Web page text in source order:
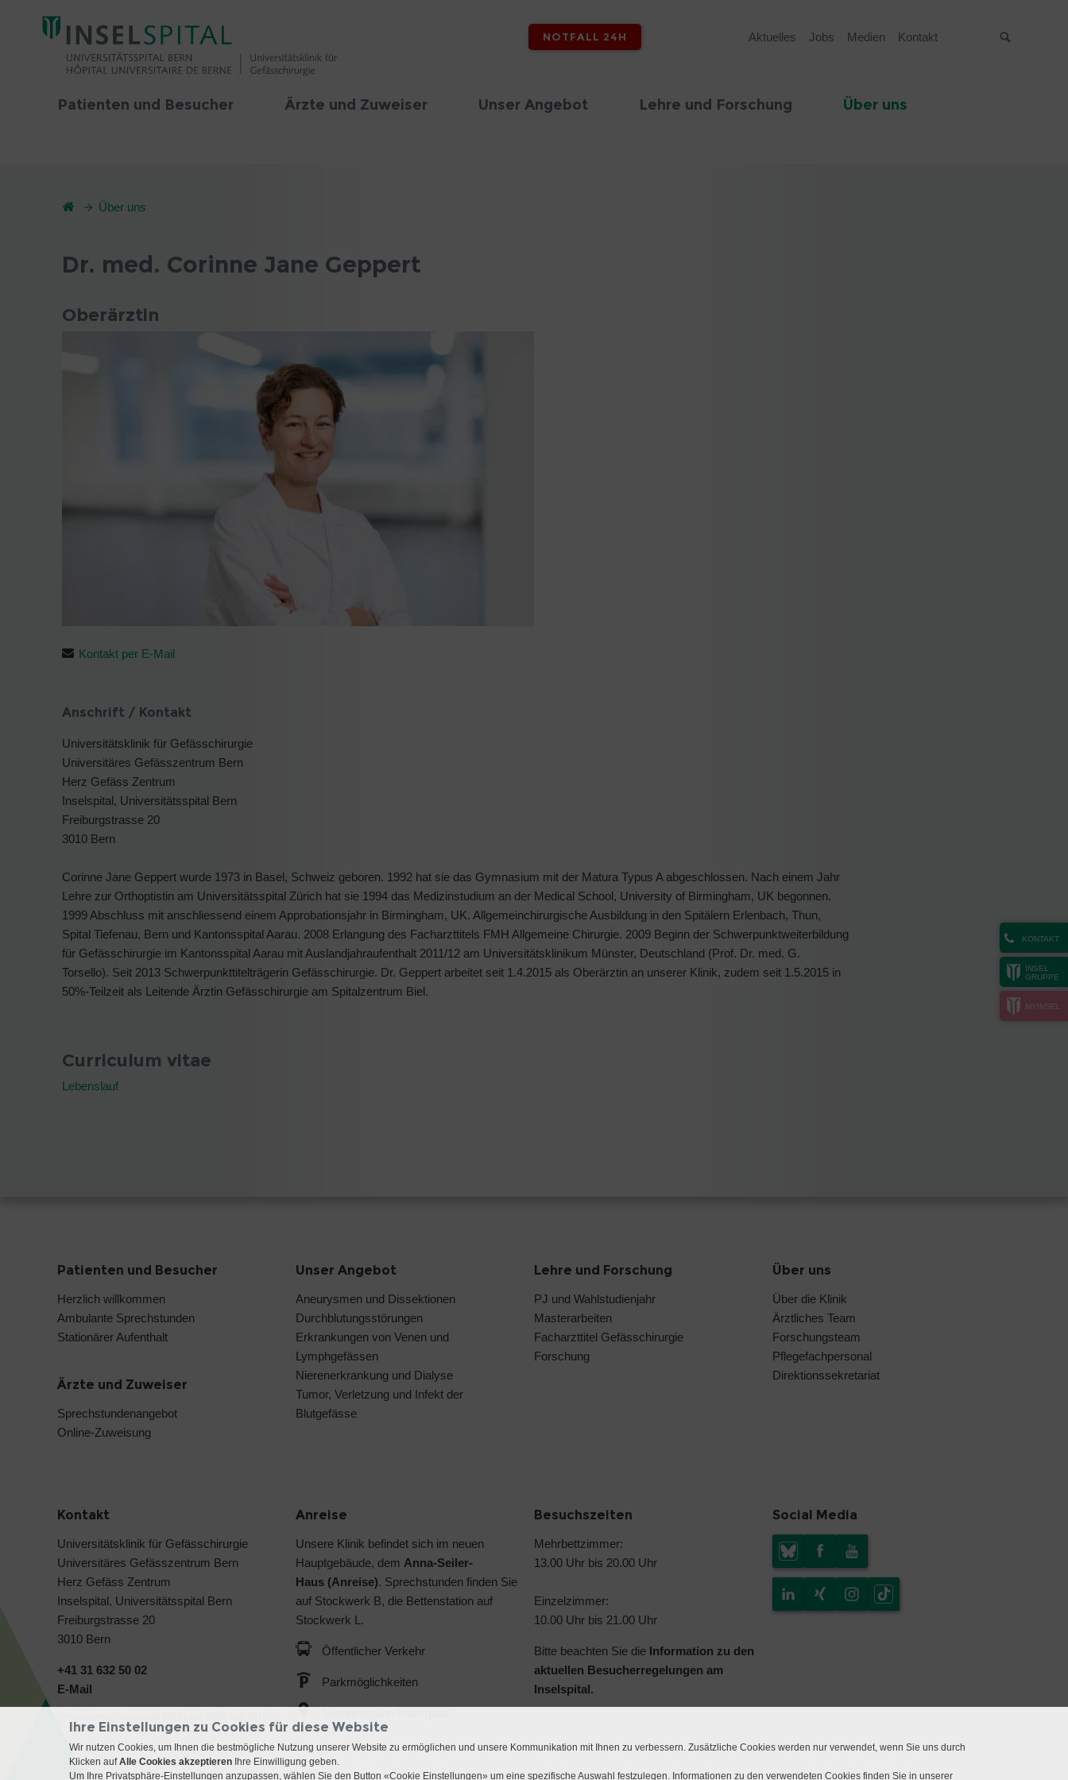
NOTFALL 24H Aktuelles Jobs Medien Kontakt
Patienten und Besucher Ärzte und Zuweiser Unser Angebot Lehre und Forschung Über uns
KONTAKT
INSEL
GRUPPE
MYINSEL
Über uns
Dr. med. Corinne Jane Geppert
Oberärztin
Kontakt per E-Mail
Anschrift / Kontakt
Universitätsklinik für Gefässchirurgie
Universitäres Gefässzentrum Bern
Herz Gefäss Zentrum
Inselspital, Universitätsspital Bern
Freiburgstrasse 20
3010 Bern
Corinne Jane Geppert wurde 1973 in Basel, Schweiz geboren. 1992 hat sie das Gymnasium mit der Matura Typus A abgeschlossen. Nach einem Jahr
Lehre zur Orthoptistin am Universitätsspital Zürich hat sie 1994 das Medizinstudium an der Medical School, University of Birmingham, UK begonnen.
1999 Abschluss mit anschliessend einem Approbationsjahr in Birmingham, UK. Allgemeinchirurgische Ausbildung in den Spitälern Erlenbach, Thun,
Spital Tiefenau, Bern und Kantonsspital Aarau. 2008 Erlangung des Facharzttitels FMH Allgemeine Chirurgie. 2009 Beginn der Schwerpunktweiterbildung
für Gefässchirurgie im Kantonsspital Aarau mit Auslandjahraufenthalt 2011/12 am Universitätsklinikum Münster, Deutschland (Prof. Dr. med. G.
Torsello). Seit 2013 Schwerpunkttitelträgerin Gefässchirurgie. Dr. Geppert arbeitet seit 1.4.2015 als Oberärztin an unserer Klinik, zudem seit 1.5.2015 in
50%-Teilzeit als Leitende Ärztin Gefässchirurgie am Spitalzentrum Biel.
Curriculum vitae
Lebenslauf
Patienten und Besucher
Herzlich willkommen
Ambulante Sprechstunden
Stationärer Aufenthalt
Ärzte und Zuweiser
Sprechstundenangebot
Online-Zuweisung
Unser Angebot
Aneurysmen und Dissektionen
Durchblutungsstörungen
Erkrankungen von Venen und
Lymphgefässen
Nierenerkrankung und Dialyse
Tumor, Verletzung und Infekt der
Blutgefässe
Lehre und Forschung
PJ und Wahlstudienjahr
Masterarbeiten
Facharzttitel Gefässchirurgie
Forschung
Über uns
Über die Klinik
Ärztliches Team
Forschungsteam
Pflegefachpersonal
Direktionssekretariat
Kontakt
Universitätsklinik für Gefässchirurgie
Universitäres Gefässzentrum Bern
Herz Gefäss Zentrum
Inselspital, Universitätsspital Bern
Freiburgstrasse 20
3010 Bern
+41 31 632 50 02
E-Mail
Anreise
Unsere Klinik befindet sich im neuen
Hauptgebäude, dem Anna-Seiler-
Haus (Anreise). Sprechstunden finden Sie
auf Stockwerk B, die Bettenstation auf
Stockwerk L.
Öffentlicher Verkehr
Parkmöglichkeiten
Besuchszeiten
Mehrbettzimmer:
13.00 Uhr bis 20.00 Uhr
Einzelzimmer:
10.00 Uhr bis 21.00 Uhr
Bitte beachten Sie die Information zu den
aktuellen Besucherregelungen am
Inselspital.
Social Media
Ihre Einstellungen zu Cookies für diese Website
Wir nutzen Cookies, um Ihnen die bestmögliche Nutzung unserer Website zu ermöglichen und unsere Kommunikation mit Ihnen zu verbessern. Zusätzliche Cookies werden nur verwendet, wenn Sie uns durch
Klicken aufAlle Cookies akzeptieren Ihre Einwilligung geben.
Um Ihre Privatsphäre-Einstellungen anzupassen, wählen Sie den Button «Cookie Einstellungen» um eine spezifische Auswahl festzulegen. Informationen zu den verwendeten Cookies finden Sie in unserer